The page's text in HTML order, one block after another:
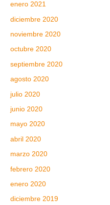
enero 2021
diciembre 2020
noviembre 2020
octubre 2020
septiembre 2020
agosto 2020
julio 2020
junio 2020
mayo 2020
abril 2020
marzo 2020
febrero 2020
enero 2020
diciembre 2019